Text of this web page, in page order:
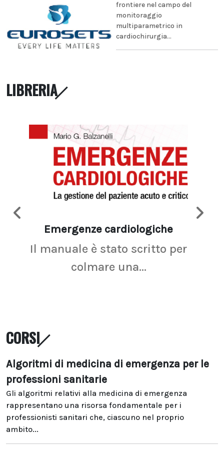
frontiere nel campo del
monitoraggio
multiparametrico in
cardiochirurgia...
LIBRERIA
Emergenze cardiologiche
Il manuale è stato scritto per
colmare una...
CORSI
Algoritmi di medicina di emergenza per le
professioni sanitarie
Gli algoritmi relativi alla medicina di emergenza
rappresentano una risorsa fondamentale per i
professionisti sanitari che, ciascuno nel proprio
ambito...